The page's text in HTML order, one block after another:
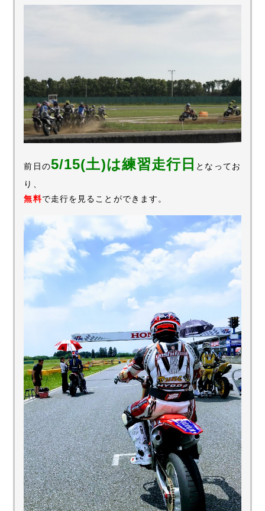
前日の5/15(土)は練習走行日 となってお
り、
無料で走行を見ることができます。